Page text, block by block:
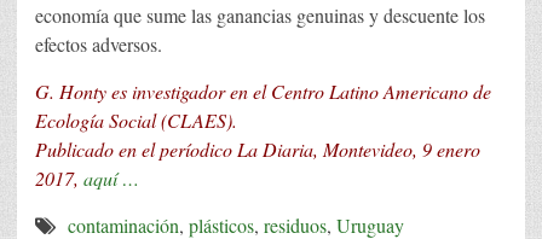
economía que sume las ganancias genuinas y descuente los
efectos adversos.
G. Honty es investigador en el Centro Latino Americano de
Ecología Social (CLAES).
Publicado en el períodico La Diaria, Montevideo, 9 enero
2017, aquí …
contaminación, plásticos, residuos, Uruguay